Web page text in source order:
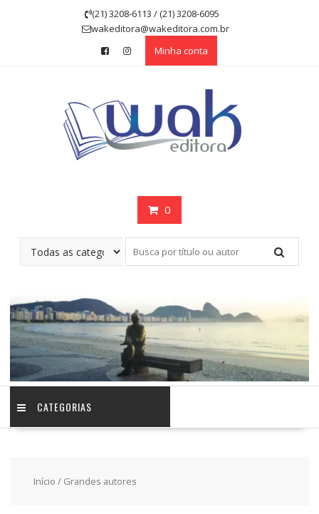
(21) 3208-6113 / (21) 3208-6095
wakeditora@wakeditora.com.br
Minha conta
0
CATEGORIAS
Início / Grandes autores